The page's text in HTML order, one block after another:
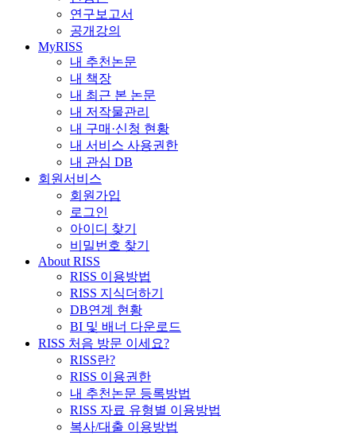
연구보고서
공개강의
MyRISS
내 추천논문
내 책장
내 최근 본 논문
내 저작물관리
내 구매·신청 현황
내 서비스 사용권한
내 관심 DB
회원서비스
회원가입
로그인
아이디 찾기
비밀번호 찾기
About RISS
RISS 이용방법
RISS 지식더하기
DB연계 현황
BI 및 배너 다운로드
RISS 처음 방문 이세요?
RISS란?
RISS 이용권한
내 추천논문 등록방법
RISS 자료 유형별 이용방법
복사/대출 이용방법